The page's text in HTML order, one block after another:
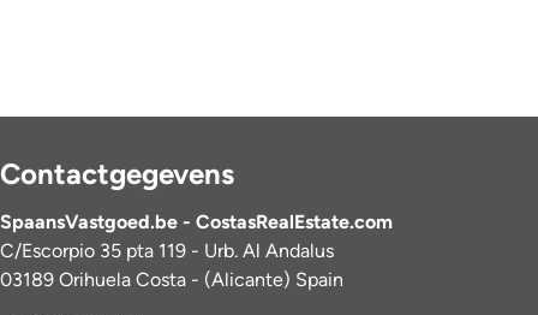
Contactgegevens
SpaansVastgoed.be - CostasRealEstate.com
C/Escorpio 35 pta 119 - Urb. Al Andalus
03189 Orihuela Costa - (Alicante) Spain